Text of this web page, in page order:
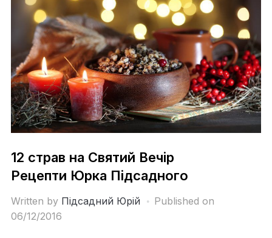
12 страв на Святий Вечір
Рецепти Юрка Підсадного
Written by Підсадний Юрій
Published on
06/12/2016